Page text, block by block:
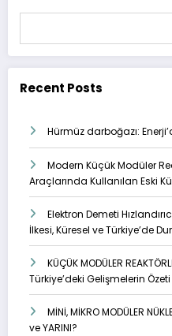
Recent Posts
Hürmüz darboğazı:
Modern Küçük Modüler
Araçlarında Kullanılan Eski
Elektron Demeti
İlkesi, Küresel ve Türkiye’de
KÜÇÜK MODÜLER
Türkiye’deki Gelişmelerin
MİNİ, MİKRO MODÜLER
ve YARINI?